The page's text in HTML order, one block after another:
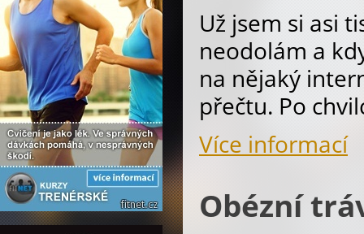
Už jsem si asi
neodolám a
na nějaký
přečtu. Po
Více informací
Obézní